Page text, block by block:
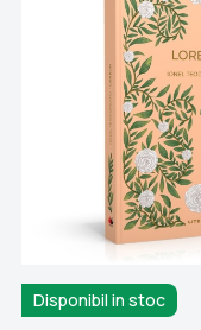
Disponibil in stoc